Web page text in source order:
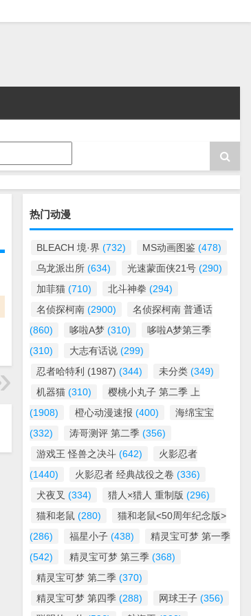
热门动漫
BLEACH 境·界 (732) MS动画图鉴 (478)
乌龙派出所 (634) 光速蒙面侠21号 (290)
加菲猫 (710) 北斗神拳 (294)
名侦探柯南 (2900)
名侦探柯南 普通话
(860)
哆啦A梦 (310)
哆啦A梦第三季
(310)
大志有话说 (299)
忍者哈特利 (1987) (344) 未分类 (349)
机器猫 (310)
樱桃小丸子 第二季 上
(1908)
橙心动漫速报 (400)
海绵宝宝
(332)
涛哥测评 第二季 (356)
游戏王 怪兽之决斗 (642)
火影忍者
(1440)
火影忍者 经典战役之卷 (336)
犬夜叉 (334) 猎人×猎人 重制版 (296)
猫和老鼠 (280)
猫和老鼠<50周年纪念版>
(286)
福星小子 (438)
精灵宝可梦 第一季
(542)
精灵宝可梦 第三季 (368)
精灵宝可梦 第二季 (370)
精灵宝可梦 第四季 (288) 网球王子 (356)